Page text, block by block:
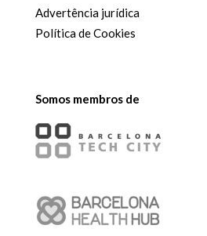
Advertência jurídica
Política de Cookies
Somos membros de